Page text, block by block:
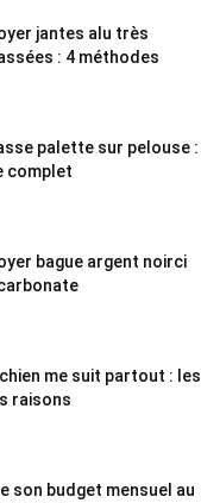
jantes alu très
: 4 méthodes
palette sur pelouse :
complet
bague argent noirci
me suit partout : les
raisons
son budget mensuel au